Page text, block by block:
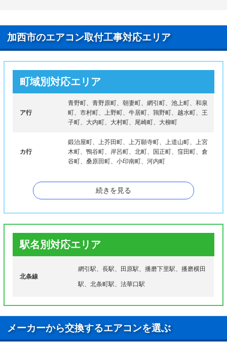
加西市のエアコン取付工事対応エリア
町域別対応エリア
ア行
青野町、青野原町、朝妻町、網引町、池上町、和泉
町、市村町、上野町、牛居町、鶉野町、越水町、王
子町、大内町、大村町、尾崎町、大柳町
カ行
鍛治屋町、上芥田町、上万願寺町、上道山町、上宮
木町、鴨谷町、岸呂町、北町、国正町、窪田町、倉
谷町、桑原田町、小印南町、河内町
栄町、坂本町、坂元町、笹倉町、佐谷町、島町、下
芥田町、下万願寺町、下道山町、下宮木町、新生
町、吸谷町
町、殿原町、豊倉町
町、西笠原町、西剣坂町、西谷町、西野々町、西横
ハ行
町、広原町、琵琶甲町、福居町、福住町、別所町、
別府町、北条町栗田、北条町黒駒、北条町小谷、北
条町西高室、北条町西南、北条町東高室、北条町東
南、北条町古坂、北条町北条、北条町横尾
続きを見る
駅名別対応エリア
北条線
網引駅、長駅、田原駅、播磨下里駅、播磨横田
駅、北条町駅、法華口駅
メーカーから交換するエアコンを選ぶ